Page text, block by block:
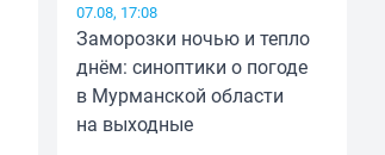
07.08, 17:08
Заморозки ночью и тепло
днём: синоптики о погоде
в Мурманской области
на выходные